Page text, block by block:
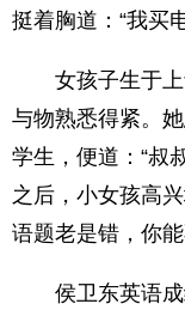
挺着胸道：“我买
女孩子生于上
与物熟悉得紧。
学生，便道：“叔
之后，小女孩高
语题老是错，你
侯卫东英语成